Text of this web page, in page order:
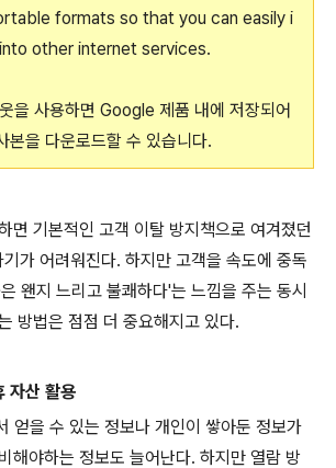
formats so that you can easily i
other internet services.
을 사용하면 Google 제품 내에 저장되어
본을 다운로드할 수 있습니다.
면 기본적인 고객 이탈 방지책으로 여겨졌던
가 어려워진다. 하지만 고객을 속도에 중독
왠지 느리고 불쾌하다'는 느낌을 주는 동시
방법은 점점 더 중요해지고 있다.
자산 활용
얻을 수 있는 정보나 개인이 쌓아둔 정보가
해야하는 정보도 늘어난다. 하지만 열람 방